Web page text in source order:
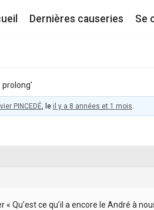
Dernières causeries Se
prolong'
PINCEDÉ, le il y a 8 années et 1 mois.
Qu’est ce qu’il a encore le André à